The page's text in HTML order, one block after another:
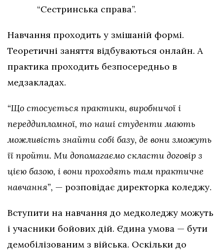
“Сестринська справа”.
Навчання проходить у змішаній формі.
Теоретичні заняття відбуваються онлайн. А
практика проходить безпосередньо в
медзакладах.
“Що стосується практики, виробничої і
переддипломної, то наші студенти мають
можливість знайти собі базу, де вони зможуть
її пройти. Ми допомагаємо скласти договір з
цією базою, і вони проходять там практичне
навчання”, — розповідає директорка коледжу.
Вступити на навчання до медколеджу можуть
і учасники бойових дій. Єдина умова — бути
демобілізованим з війська. Оскільки до